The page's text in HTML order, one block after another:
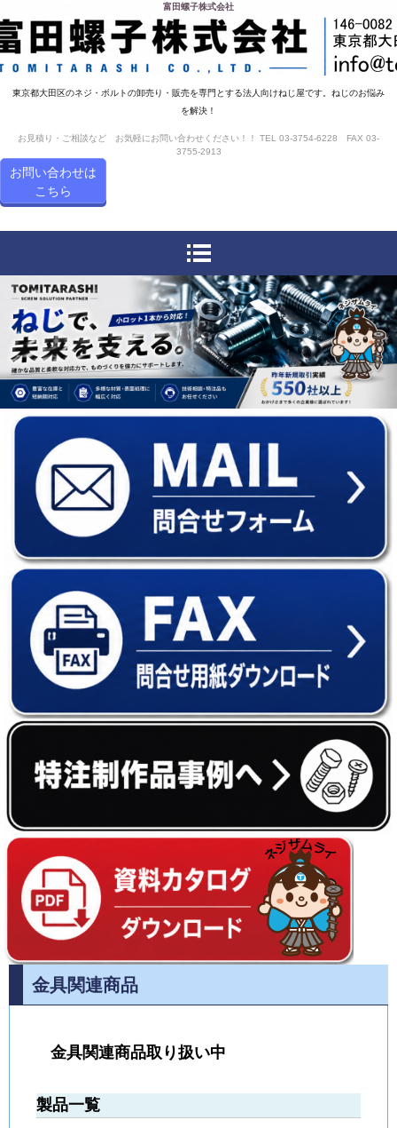
富田螺子株式会社
東京都大田区のネジ・ボルトの卸売り・販売を専門とする法人向けねじ屋です。ねじのお悩み
を解決！
お見積り・ご相談など お気軽にお問い合わせください！！ TEL 03-3754-6228 FAX 03-
3755-2913
お問い合わせは
こちら
金具関連商品
金具関連商品取り扱い中
製品一覧